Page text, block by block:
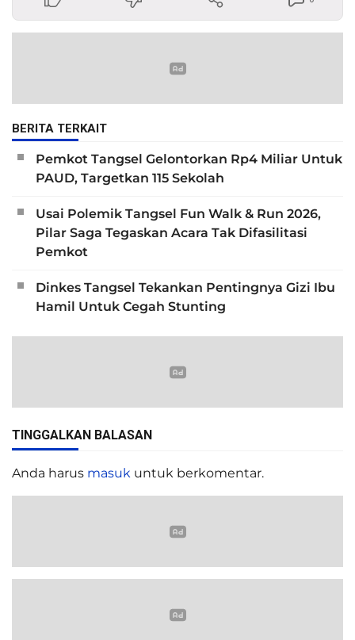
BERITA TERKAIT
Pemkot Tangsel Gelontorkan Rp4 Miliar Untuk
PAUD, Targetkan 115 Sekolah
Usai Polemik Tangsel Fun Walk & Run 2026,
Pilar Saga Tegaskan Acara Tak Difasilitasi
Pemkot
Dinkes Tangsel Tekankan Pentingnya Gizi Ibu
Hamil Untuk Cegah Stunting
TINGGALKAN BALASAN
Anda harus masuk untuk berkomentar.